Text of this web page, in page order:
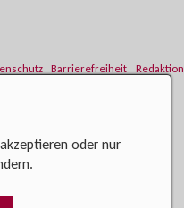
Barrierefreiheit Redaktion
oder nur